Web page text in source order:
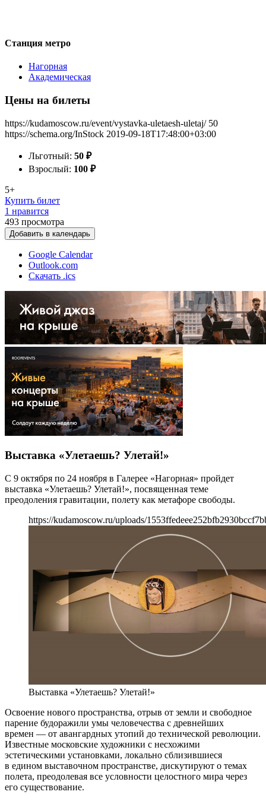
Станция метро
Нагорная
Академическая
Цены на билеты
https://kudamoscow.ru/event/vystavka-uletaesh-uletaj/ 50
https://schema.org/InStock 2019-09-18T17:48:00+03:00
Льготный: 50 ₽
Взрослый: 100 ₽
5+
Купить билет
1 нравится
493 просмотра
Добавить в календарь
Google Calendar
Outlook.com
Скачать .ics
Выставка «Улетаешь? Улетай!»
С 9 октября по 24 ноября в Галерее «Нагорная» пройдет
выставка «Улетаешь? Улетай!», посвященная теме
преодоления гравитации, полету как метафоре свободы.
https://kudamoscow.ru/uploads/
Выставка «Улетаешь? Улетай!»
Освоение нового пространства, отрыв от земли и свободное
парение будоражили умы человечества с древнейших
времен — от авангардных утопий до технической революции.
Известные московские художники с несхожими
эстетическими установками, локально сблизившиеся
в едином выставочном пространстве, дискутируют о темах
полета, преодолевая все условности целостного мира через
его существование.